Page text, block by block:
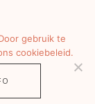
gebruik te
cookiebeleid.